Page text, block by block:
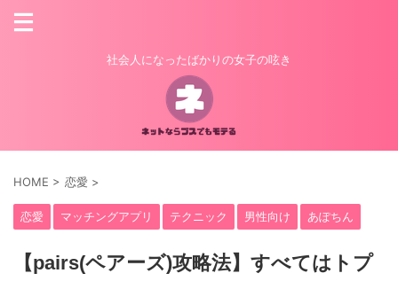
社会人になったばかりの女子の呟き
HOME > 恋愛 >
恋愛 マッチングアプリ テクニック 男性向け あぽちん
【pairs(ペアーズ)攻略法】すべてはトプ